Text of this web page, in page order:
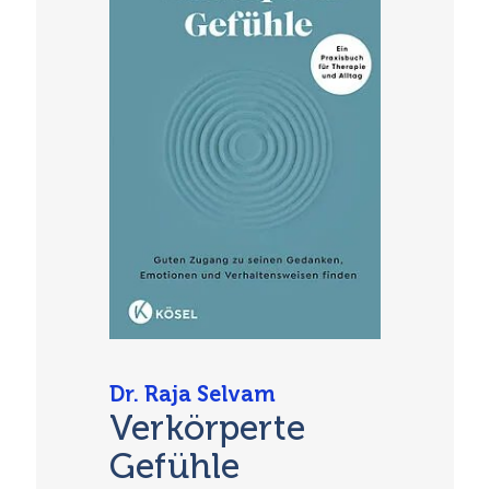
Dr. Raja Selvam
Verkörperte
Gefühle